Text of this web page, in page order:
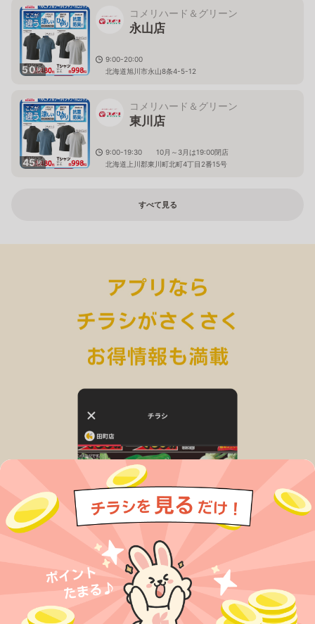
50枚
コメリハード＆グリーン
永山店
9:00-20:00
北海道旭川市永山8条4-5-12
45枚
コメリハード＆グリーン
東川店
9:00-19:30 10月～3月は19:00閉店
北海道上川郡東川町北町4丁目2番15号
すべて見る